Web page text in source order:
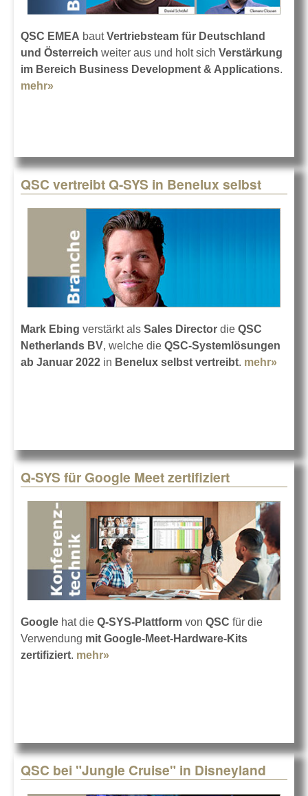
QSC EMEA bautVertriebsteam für Deutschland
und Österreich weiter aus und holt sich Verstärkung
im Bereich Business Development & Applications.
mehr»
QSC vertreibt Q-SYS in Benelux selbst
Mark Ebing verstärkt als Sales Director die QSC
Netherlands BV, welche die QSC-Systemlösungen
ab Januar 2022 in Benelux selbst vertreibt. mehr»
selbst
Q-SYS für Google Meet zertifiziert
Google hat die Q-SYS-Plattform von QSC für die
Verwendung mit Google-Meet-Hardware-Kits
zertifiziert. mehr»
QSC bei "Jungle Cruise" in Disneyland